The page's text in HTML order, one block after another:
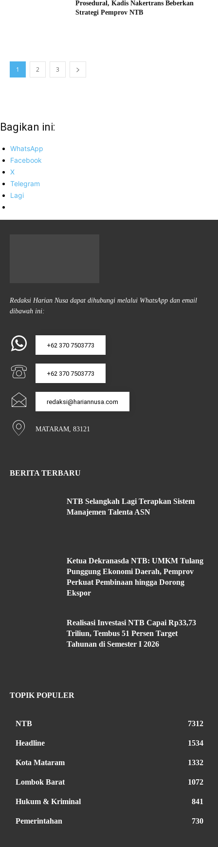
Prosedural, Kadis Nakertrans Beberkan
Strategi Pemprov NTB
1 2 3
Bagikan ini:
WhatsApp
Facebook
X
Telegram
Lagi
Redaksi Harian Nusa dapat dihubungi melalui WhatsApp dan email
dibawah ini:
+62 370 7503773
+62 370 7503773
redaksi@hariannusa.com
MATARAM, 83121
BERITA TERBARU
NTB Selangkah Lagi Terapkan Sistem
Manajemen Talenta ASN
Ketua Dekranasda NTB: UMKM Tulang
Punggung Ekonomi Daerah, Pemprov
Perkuat Pembinaan hingga Dorong
Ekspor
Realisasi Investasi NTB Capai Rp33,73
Triliun, Tembus 51 Persen Target
Tahunan di Semester I 2026
TOPIK POPULER
NTB 7312
Headline 1534
Kota Mataram 1332
Lombok Barat 1072
Hukum & Kriminal 841
Pemerintahan 730